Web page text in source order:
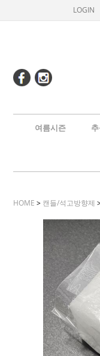
LOGIN
여름시즌
HOME > 캔들/석고방향제